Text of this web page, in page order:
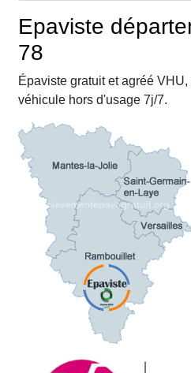
Epaviste
78
Épaviste gratuit et agréé
véhicule hors d'usage 7j/7.